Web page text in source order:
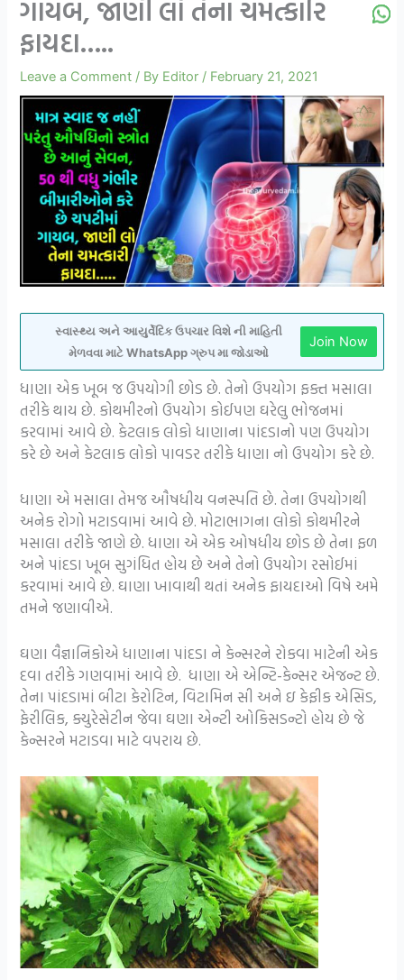
ગાયબ, જાણી લો તેના ચમત્કારિ
ફાયદા…..
Leave a Comment / By Editor / February 21, 2021
સ્વાસ્થ્ય અને આયુર્વેદિક ઉપચાર વિશે ની માહિતી
મેળવવા માટે WhatsApp ગ્રુપ મા જોડાઓ
Join Now
ધાણા એક ખૂબ જ ઉપયોગી છોડ છે. તેનો ઉપયોગ ફક્ત મસાલા
તરીકે થાય છે. કોથમીરનો ઉપયોગ કોઈપણ ઘરેલુ ભોજનમાં
કરવામાં આવે છે. કેટલાક લોકો ધાણાના પાંદડાનો પણ ઉપયોગ
કરે છે અને કેટલાક લોકો પાવડર તરીકે ધાણા નો ઉપયોગ કરે છે.
ધાણા એ મસાલા તેમજ ઔષધીય વનસ્પતિ છે. તેના ઉપયોગથી
અનેક રોગો મટાડવામાં આવે છે. મોટાભાગના લોકો કોથમીરને
મસાલા તરીકે જાણે છે. ધાણા એ એક ઓષધીય છોડ છે તેના ફળ
અને પાંદડા ખૂબ સુગંધિત હોય છે અને તેનો ઉપયોગ રસોઈમાં
કરવામાં આવે છે. ઘાણા ખાવાથી થતાં અનેક ફાયદાઓ વિષે અમે
તમને જણાવીએ.
ઘણા વૈજ્ઞાનિકોએ ધાણાના પાંદડા ને કેન્સરને રોકવા માટેની એક
દવા તરીકે ગણવામાં આવે છે. ધાણા એ એન્ટિ-કેન્સર એજન્ટ છે.
તેના પાંદડામાં બીટા કેરોટિન, વિટામિન સી અને ઇ કેફીક એસિડ,
ફેરીલિક, ક્યુરેસેટીન જેવા ઘણા એન્ટી ઓકિસડન્ટો હોય છે જે
કેન્સરને મટાડવા માટે વપરાય છે.